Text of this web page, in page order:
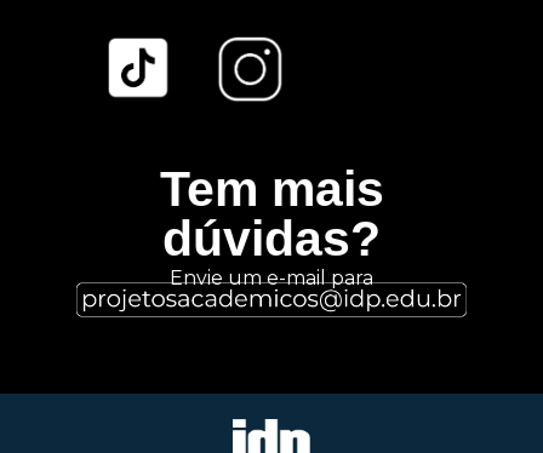
Tem mais
dúvidas?
Envie um e-mail para